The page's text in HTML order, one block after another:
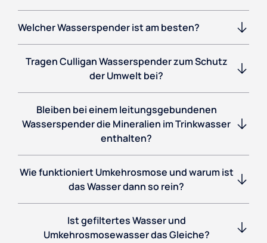
Welcher Wasserspender ist am besten?
Tragen Culligan Wasserspender zum Schutz
der Umwelt bei?
Bleiben bei einem leitungsgebundenen
Wasserspender die Mineralien im Trinkwasser
enthalten?
Wie funktioniert Umkehrosmose und warum ist
das Wasser dann so rein?
Ist gefiltertes Wasser und
Umkehrosmosewasser das Gleiche?